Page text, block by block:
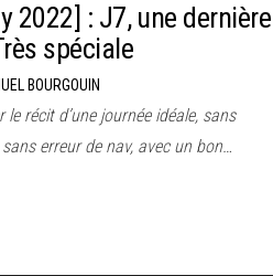
2022] : J7, une dernière
spéciale
BOURGOUIN
récit d’une journée idéale, sans
erreur de nav, avec un bon…